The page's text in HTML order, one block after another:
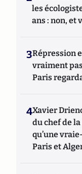
les
ans : non, et
3Répression
vraiment
Paris
4Xavier
du chef de
qu’une
Paris et